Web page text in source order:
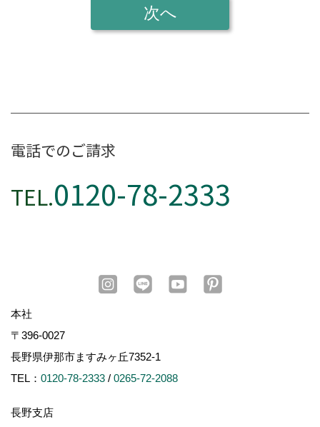
電話でのご請求
TEL.0120-78-2333
本社
〒396-0027
長野県伊那市ますみヶ丘7352-1
TEL： 0120-78-2333 / 0265-72-2088
長野支店